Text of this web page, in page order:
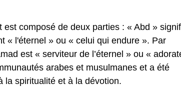
composé de deux parties : « Abd »
« l'éternel » ou « celui qui endure ». Par
est « serviteur de l’éternel » ou «
arabes et musulmanes et a été
la spiritualité et à la dévotion.